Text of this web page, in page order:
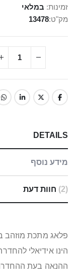
זמינות: במלאי
מק"ט 13478
DETAILS
מידע נוסף
2 חוות דעת
פלאג מתכת מוזהב
הינו אידיאלי
ההנאה בעת